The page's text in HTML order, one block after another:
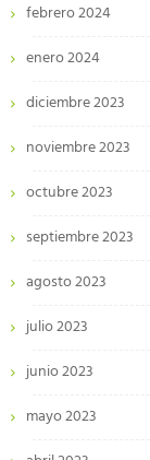
febrero 2024
enero 2024
diciembre 2023
noviembre 2023
octubre 2023
septiembre 2023
agosto 2023
julio 2023
junio 2023
mayo 2023